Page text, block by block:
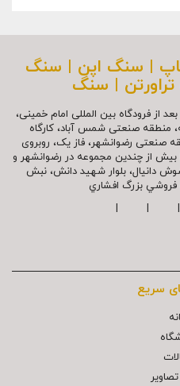
| سنگ اپن | سنگ
| سنگ
قم، بعد از فرودگاه بین المللی امام خمینی،
منطقه صنعتی شمس آباد، کارگاه
صنعتی رضوانشهر، فاز یک، روبروی
بیش از چندین مجموعه در رضوانشهر و
دانیال، بلوار شهيد دانش، نبش
بزرگ افشاري
سریع